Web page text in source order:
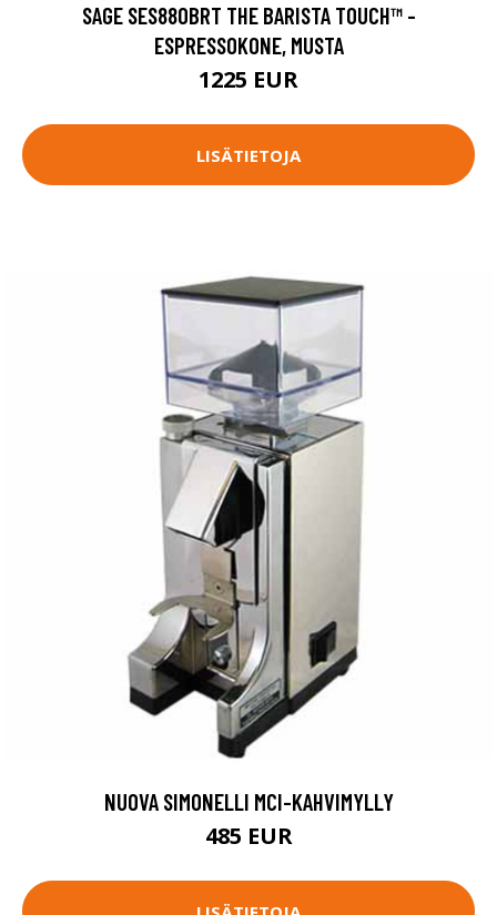
SAGE SES880BRT THE BARISTA TOUCH™ -
ESPRESSOKONE, MUSTA
1225 EUR
LISÄTIETOJA
NUOVA SIMONELLI MCI-KAHVIMYLLY
485 EUR